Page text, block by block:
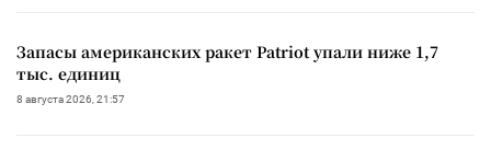
Запасы американских ракет Patriot упали ниже 1,7
тыс. единиц
8 августа 2026, 21:57